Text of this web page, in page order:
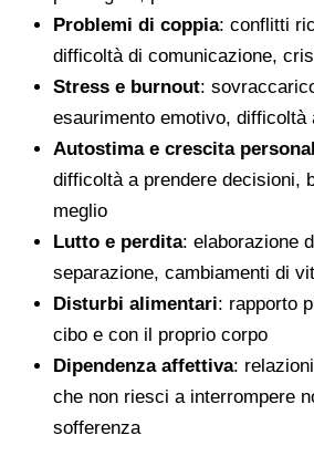
Problemi di coppia: conflitti
difficoltà di comunicazione,
Stress e burnout:
esaurimento emotivo, difficoltà
Autostima e crescita
difficoltà a prendere decisioni,
meglio
Lutto e perdita: elaborazione
separazione, cambiamenti di
Disturbi alimentari: rapporto
cibo e con il proprio corpo
Dipendenza affettiva:
che non riesci a interrompere
sofferenza